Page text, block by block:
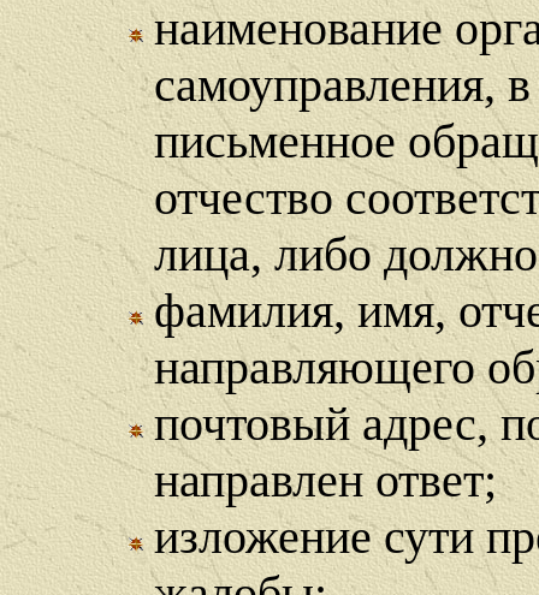
наименование
самоуправления,
письменное
отчество
лица, либо
фамилия, имя,
направляющего
почтовый адрес,
направлен ответ;
изложение сути